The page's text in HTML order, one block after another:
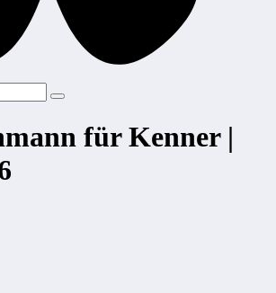
für Kenner |